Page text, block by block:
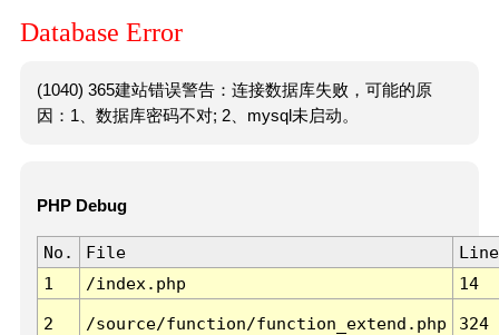
Database Error
(1040) 365建站错误警告：连接数据库失败，可能的原
因：1、数据库密码不对; 2、mysql未启动。
PHP Debug
No. File
Line
1
/index.php 14
2 /source/function/function_extend.php 324